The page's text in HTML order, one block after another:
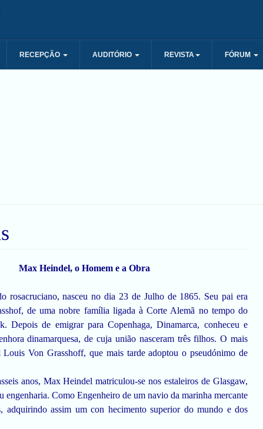
RECEPÇÃO AUDITÓRIO REVISTA FÓRUM
Max Heindel, o Homem e a Obra
rosacruciano, nasceu no dia 23 de Julho de 1865. Seu pai era
de uma nobre família ligada à Corte Alemã no tempo do
Depois de emigrar para Copenhaga, Dinamarca, conheceu e
dinamarquesa, de cuja união nasceram três filhos. O mais
Von Grasshoff, que mais tarde adoptou o pseudónimo de
anos, Max Heindel matriculou-se nos estaleiros de Glasgaw,
engenharia. Como Engenheiro de um navio da marinha mercante
adquirindo assim um con hecimento superior do mundo e dos